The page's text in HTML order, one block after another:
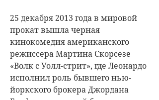
25 декабря 2013 года в мировой
прокат вышла черная
кинокомедия американского
режиссера Мартина Скорсезе
«Волк с Уолл-стрит», где Леонардо
исполнил роль бывшего нью-
йоркского брокера Джордана